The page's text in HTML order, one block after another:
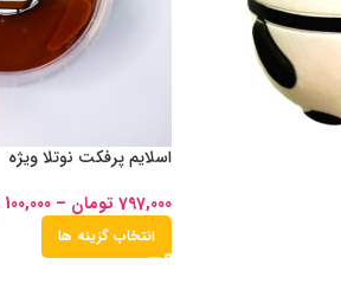
اسلایم پرفکت نوتلا ویژه
797,000 تومان –
100,000
انتخاب گزینه ها